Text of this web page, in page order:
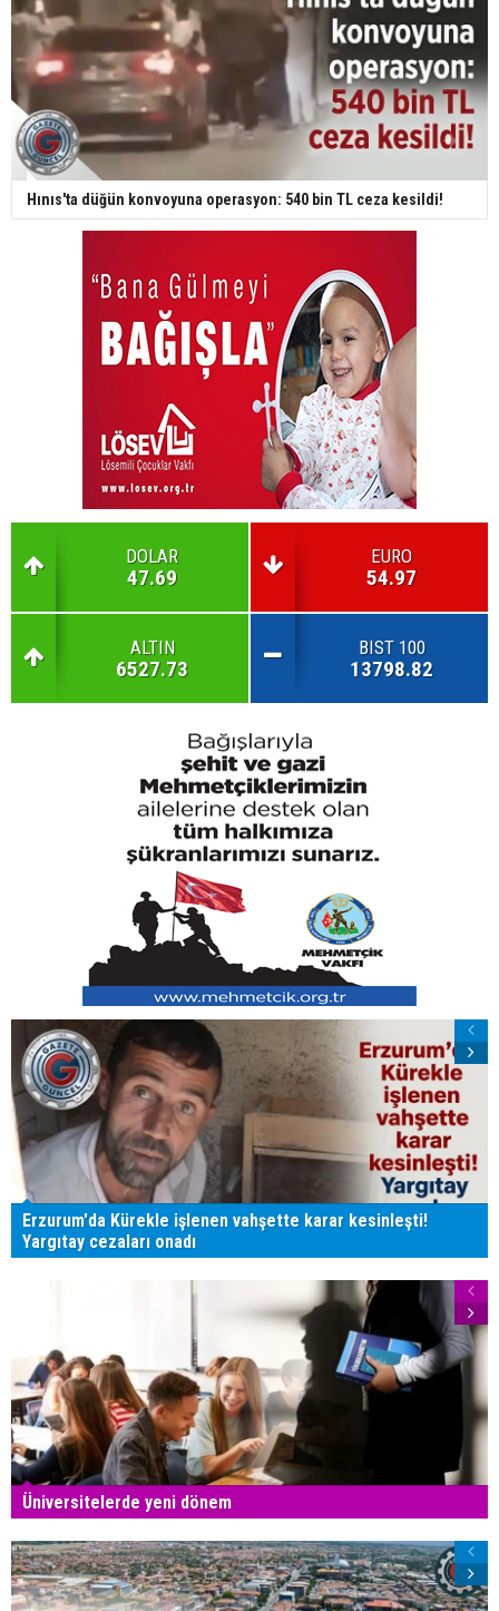
Hınıs'ta düğün konvoyuna operasyon: 540 bin TL ceza kesildi!
DOLAR
47.69
EURO
54.97
ALTIN
6527.73
BIST 100
13798.82
Erzurum'da Kürekle işlenen vahşette karar kesinleşti!
Yargıtay cezaları onadı
Üniversitelerde yeni dönem